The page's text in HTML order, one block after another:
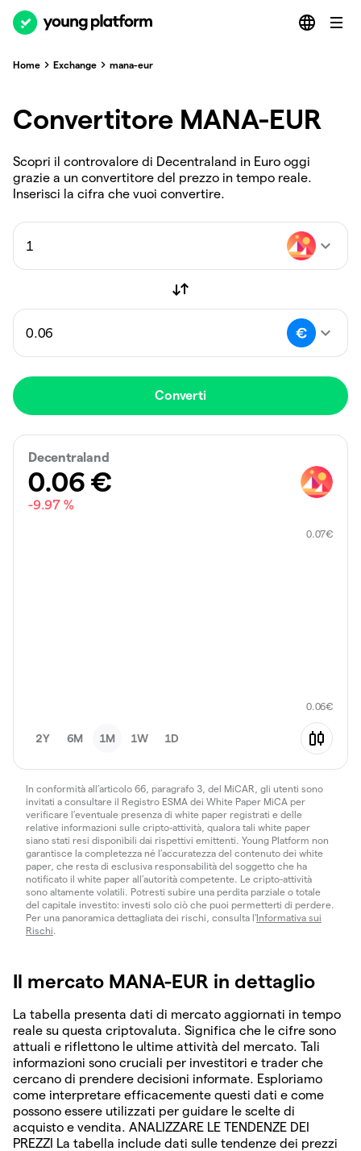
Home Exchange mana-eur
Convertitore MANA-EUR
Scopri il controvalore di Decentraland in Euro oggi
grazie a un convertitore del prezzo in tempo reale.
Inserisci la cifra che vuoi convertire.
Converti
Decentraland
0.06 €
-9.97 %
0.07€
0.06€
2Y 6M 1M 1W 1D
In conformità all’articolo 66, paragrafo 3, del MiCAR, gli utenti sono
invitati a consultare il Registro ESMA dei White Paper MiCA per
verificare l’eventuale presenza di white paper registrati e delle
relative informazioni sulle cripto-attività, qualora tali white paper
siano stati resi disponibili dai rispettivi emittenti. Young Platform non
garantisce la completezza né l’accuratezza del contenuto dei white
paper, che resta di esclusiva responsabilità del soggetto che ha
notificato il white paper all’autorità competente. Le cripto-attività
sono altamente volatili. Potresti subire una perdita parziale o totale
del capitale investito: investi solo ciò che puoi permetterti di perdere.
Per una panoramica dettagliata dei rischi, consulta l'Informativa sui
Rischi.
Il mercato MANA-EUR in dettaglio
La tabella presenta dati di mercato aggiornati in tempo
reale su questa criptovaluta. Significa che le cifre sono
attuali e riflettono le ultime attività del mercato. Tali
informazioni sono cruciali per investitori e trader che
cercano di prendere decisioni informate. Esploriamo
come interpretare efficacemente questi dati e come
possono essere utilizzati per guidare le scelte di
acquisto e vendita. ANALIZZARE LE TENDENZE DEI
PREZZI La tabella include dati sulle tendenze dei prezzi